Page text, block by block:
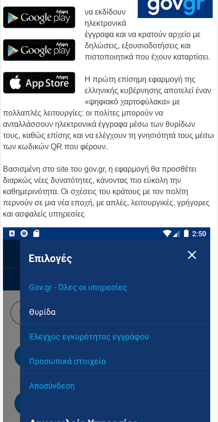
να εκδίδουν
ηλεκτρονικά
έγγραφα και να κρατούν αρχείο με
δηλώσεις, εξουσιοδοτήσεις και
πιστοποιητικά που έχουν καταρτίσει.
Η πρώτη επίσημη εφαρμογή της
ελληνικής κυβέρνησης αποτελεί έναν
«ψηφιακό χαρτοφύλακα» με
πολλαπλές λειτουργίες: οι πολίτες μπορούν να
ανταλλάσσουν ηλεκτρονικά έγγραφα μέσω των θυρίδων
τους, καθώς επίσης και να ελέγχουν τη γνησιότητά τους μέσω
των κωδικών QR που φέρουν.
Βασισμένη στο site του gov.gr, η εφαρμογή θα προσθέτει
διαρκώς νέες δυνατότητες, κάνοντας πιο εύκολη την
καθημερινότητα. Οι σχέσεις του κράτους με τον πολίτη
περνούν σε μια νέα εποχή, με απλές, λειτουργικές, γρήγορες
και ασφαλείς υπηρεσίες